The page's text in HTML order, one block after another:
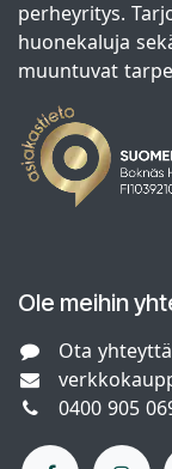
perheyritys.
huonekaluja
muuntuvat
Ole meihin
Ota yhteyttä
0400 905